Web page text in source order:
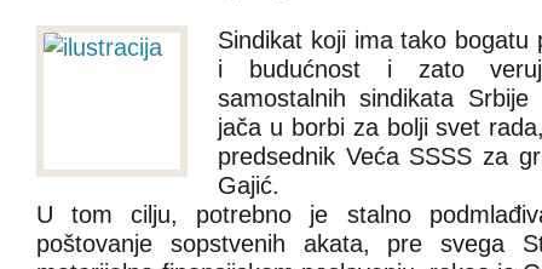
Sindikat koji ima tako bogatu
i budućnost i zato
samostalnih sindikata
jača u borbi za bolji svet
predsednik Veća SSSS za
Gajić.
U tom cilju, potrebno je stalno
poštovanje sopstvenih akata, pre svega